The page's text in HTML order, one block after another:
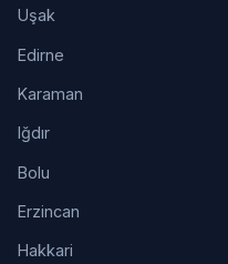
Uşak
Edirne
Karaman
Iğdır
Bolu
Erzincan
Hakkari